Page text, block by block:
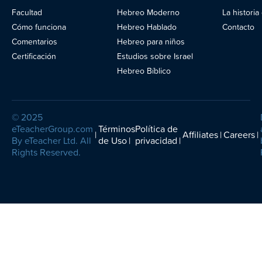
Blog
Facultad
Cómo funciona
Comentarios
Certificación
Hebreo Moderno
Hebreo Hablado
Hebreo para niños
Estudios sobre Israel
Hebreo Bíblico
La
Contacto
© 2025
eTeacherGroup.com
By eTeacher Ltd. All
Rights Reserved.
Términos
de Uso
Política de
privacidad Affiliates Careers